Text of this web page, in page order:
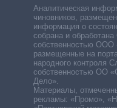
Аналитическая
чиновников,
информация о
собрана и
собственностью ООО
размещенные на
народного контроля
собственностью ОО
Дело».
Материалы,
рекламы: «Промо»,